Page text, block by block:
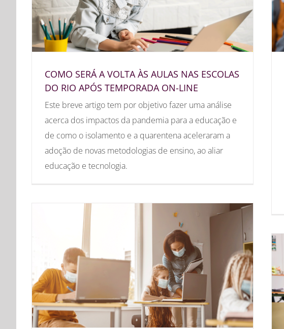
COMO SERÁ A VOLTA ÀS AULAS NAS ESCOLAS
DO RIO APÓS TEMPORADA ON-LINE
Este breve artigo tem por objetivo fazer uma análise
acerca dos impactos da pandemia para a educação e
de como o isolamento e a quarentena aceleraram a
adoção de novas metodologias de ensino, ao aliar
educação e tecnologia.